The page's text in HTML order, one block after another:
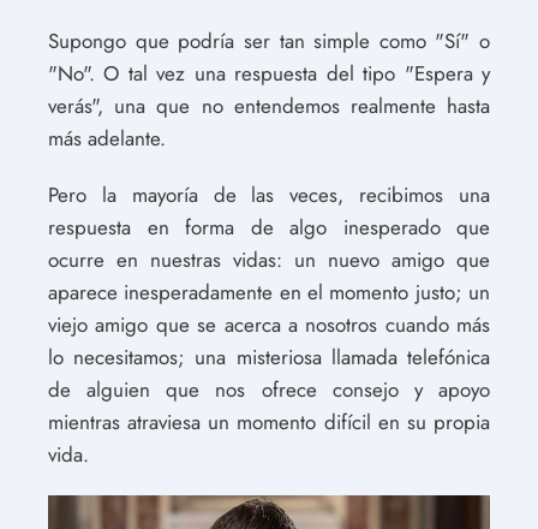
Supongo que podría ser tan simple como "Sí" o
"No". O tal vez una respuesta del tipo "Espera y
verás", una que no entendemos realmente hasta
más adelante.
Pero la mayoría de las veces, recibimos una
respuesta en forma de algo inesperado que
ocurre en nuestras vidas: un nuevo amigo que
aparece inesperadamente en el momento justo; un
viejo amigo que se acerca a nosotros cuando más
lo necesitamos; una misteriosa llamada telefónica
de alguien que nos ofrece consejo y apoyo
mientras atraviesa un momento difícil en su propia
vida.